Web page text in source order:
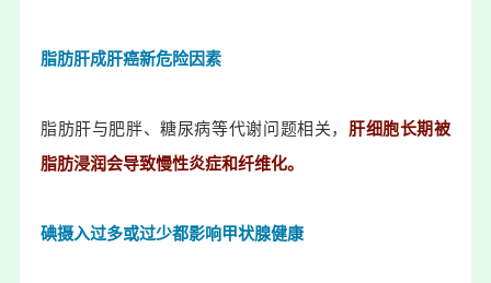
脂肪肝成肝癌新危险因素
脂肪肝与肥胖、糖尿病等代谢问题相关， 肝细胞长期被
脂肪浸润会导致慢性炎症和纤维化。
碘摄入过多或过少都影响甲状腺健康